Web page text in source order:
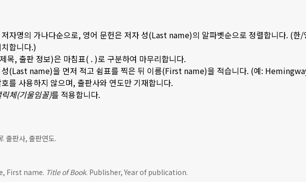
자명의 가나다순으로, 영어 문헌은 저자 성(Last name)의 알파벳순으로 정렬합니다. (한/
합니다.)
목, 출판 정보)은 마침표( . )로 구분하여 마무리합니다.
성(Last name)을 먼저 적고 쉼표를 찍은 뒤 이름(First name)을 적습니다. (예:
를 사용하지 않으며, 출판사와 연도만 기재합니다.
릭체(기울임꼴)를 적용합니다.
. 출판사, 출판연도.
First name. Title of Book. Publisher, Year of publication.